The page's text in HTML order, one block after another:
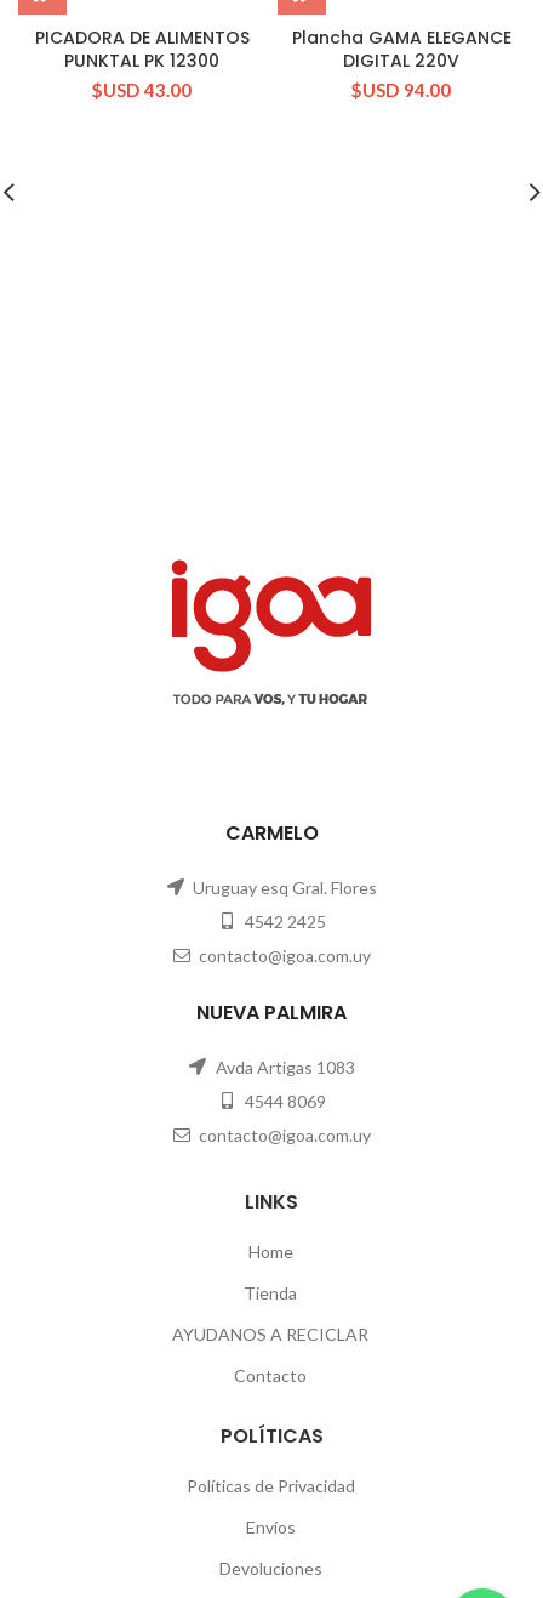
PICADORA DE ALIMENTOS
PUNKTAL PK 12300
$USD 43.00
Plancha GAMA ELEGANCE
DIGITAL 220V
$USD 94.00
CARMELO
Uruguay esq Gral. Flores
4542 2425
contacto@igoa.com.uy
NUEVA PALMIRA
Avda Artigas 1083
4544 8069
contacto@igoa.com.uy
LINKS
Home
Tienda
AYUDANOS A RECICLAR
Contacto
POLÍTICAS
Políticas de Privacidad
Envíos
Devoluciones